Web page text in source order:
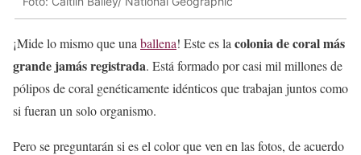
¡Mide lo mismo que una ballena! Este es la colonia de coral más
grande jamás registrada. Está formado por casi mil millones de
pólipos de coral genéticamente idénticos que trabajan juntos como
si fueran un solo organismo.
Pero se preguntarán si es el color que ven en las fotos, de acuerdo